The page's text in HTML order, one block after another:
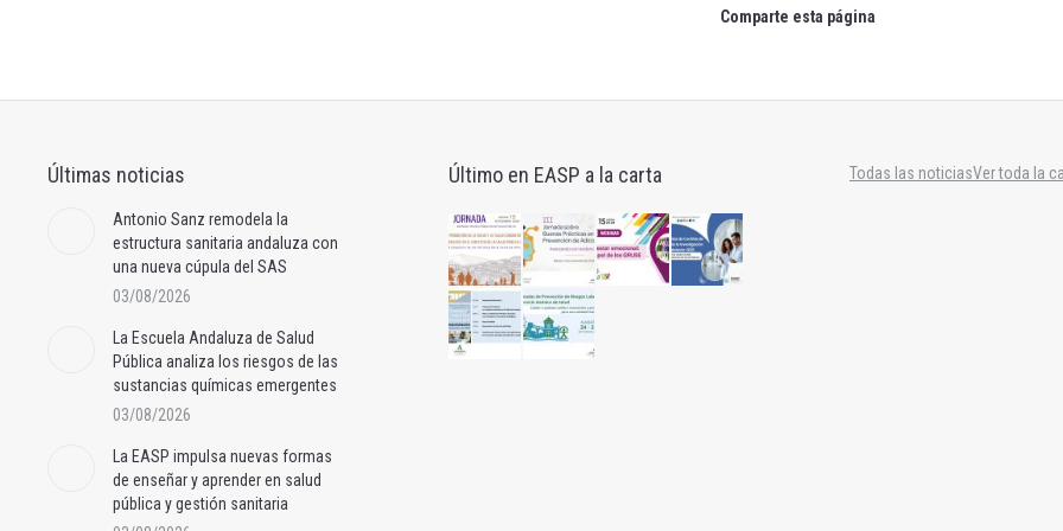
Comparte esta página
Últimas noticias
Antonio Sanz remodela la
estructura sanitaria andaluza con
una nueva cúpula del SAS
03/08/2026
La Escuela Andaluza de Salud
Pública analiza los riesgos de las
sustancias químicas emergentes
03/08/2026
La EASP impulsa nuevas formas
de enseñar y aprender en salud
pública y gestión sanitaria
Último en EASP a la carta Todas las noticiasVer toda la